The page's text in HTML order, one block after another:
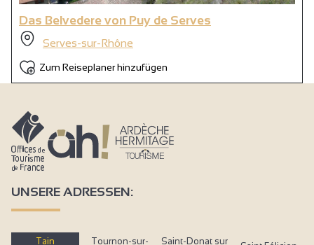
Das Belvedere von Puy de Serves
Serves-sur-Rhône
Zum Reiseplaner hinzufügen
UNSERE ADRESSEN:
Tain
Tournon-sur-
Saint-Donat sur